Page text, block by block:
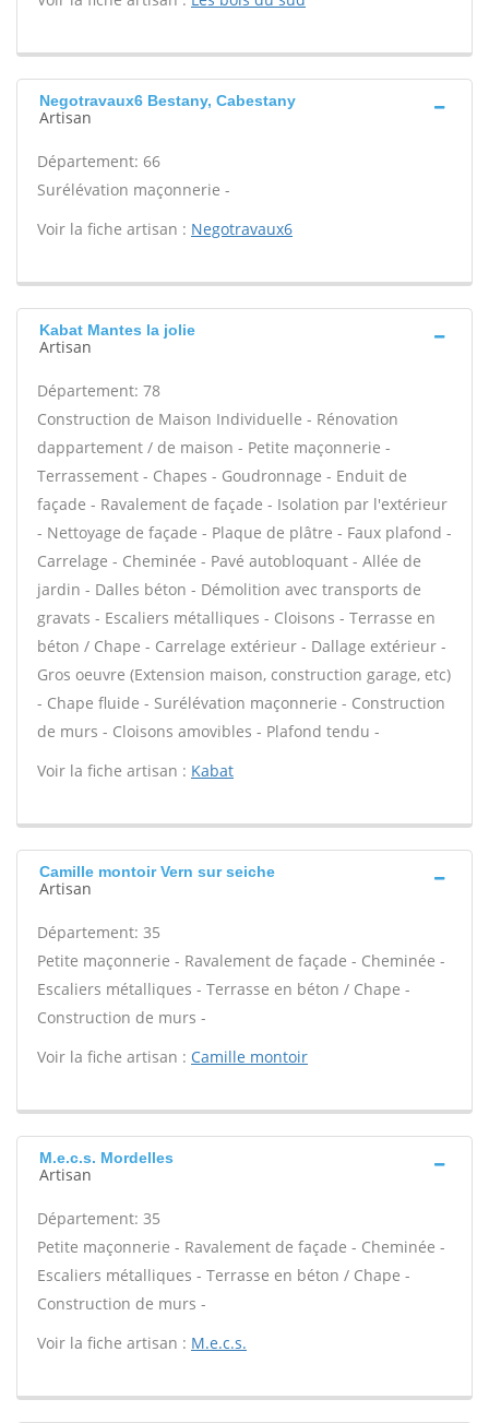
Negotravaux6 Bestany, Cabestany
Artisan
Département: 66
Surélévation maçonnerie -
Voir la fiche artisan : Negotravaux6
Kabat Mantes la jolie
Artisan
Département: 78
Construction de Maison Individuelle - Rénovation
dappartement / de maison - Petite maçonnerie -
Terrassement - Chapes - Goudronnage - Enduit de
façade - Ravalement de façade - Isolation par l'extérieur
- Nettoyage de façade - Plaque de plâtre - Faux plafond -
Carrelage - Cheminée - Pavé autobloquant - Allée de
jardin - Dalles béton - Démolition avec transports de
gravats - Escaliers métalliques - Cloisons - Terrasse en
béton / Chape - Carrelage extérieur - Dallage extérieur -
Gros oeuvre (Extension maison, construction garage, etc)
- Chape fluide - Surélévation maçonnerie - Construction
de murs - Cloisons amovibles - Plafond tendu -
Voir la fiche artisan : Kabat
Camille montoir Vern sur seiche
Artisan
Département: 35
Petite maçonnerie - Ravalement de façade - Cheminée -
Escaliers métalliques - Terrasse en béton / Chape -
Construction de murs -
Voir la fiche artisan : Camille montoir
M.e.c.s. Mordelles
Artisan
Département: 35
Petite maçonnerie - Ravalement de façade - Cheminée -
Escaliers métalliques - Terrasse en béton / Chape -
Construction de murs -
Voir la fiche artisan : M.e.c.s.